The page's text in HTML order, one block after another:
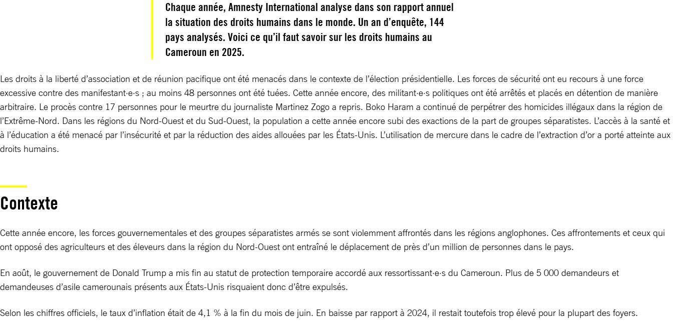
Chaque année, Amnesty International analyse dans son rapport annuel
la situation des droits humains dans le monde. Un an d’enquête, 144
pays analysés. Voici ce qu’il faut savoir sur les droits humains au
Cameroun en 2025.
Les droits à la liberté d’association et de réunion pacifique ont été menacés dans le contexte de l’élection présidentielle. Les forces de sécurité ont eu recours à une force
excessive contre des manifestant·e·s ; au moins 48 personnes ont été tuées. Cette année encore, des militant·e·s politiques ont été arrêtés et placés en détention de manière
arbitraire. Le procès contre 17 personnes pour le meurtre du journaliste Martinez Zogo a repris. Boko Haram a continué de perpétrer des homicides illégaux dans la région de
l’Extrême-Nord. Dans les régions du Nord-Ouest et du Sud-Ouest, la population a cette année encore subi des exactions de la part de groupes séparatistes. L’accès à la santé et
à l’éducation a été menacé par l’insécurité et par la réduction des aides allouées par les États-Unis. L’utilisation de mercure dans le cadre de l’extraction d’or a porté atteinte aux
droits humains.
Contexte
Cette année encore, les forces gouvernementales et des groupes séparatistes armés se sont violemment affrontés dans les régions anglophones. Ces affrontements et ceux qui
ont opposé des agriculteurs et des éleveurs dans la région du Nord-Ouest ont entraîné le déplacement de près d’un million de personnes dans le pays.
En août, le gouvernement de Donald Trump a mis fin au statut de protection temporaire accordé aux ressortissant·e·s du Cameroun. Plus de 5 000 demandeurs et
demandeuses d’asile camerounais présents aux États-Unis risquaient donc d’être expulsés.
Selon les chiffres officiels, le taux d’inflation était de 4,1 % à la fin du mois de juin. En baisse par rapport à 2024, il restait toutefois trop élevé pour la plupart des foyers.